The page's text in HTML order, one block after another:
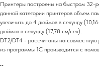
Принтеры построены на быстром 32-
данной категории принтеров объем
увеличить до 4 дюймов в секунду
дюймов в секунду (17,78 см/сек).
DT2/DT4 - рассчитаны на совместную
из программы 1С производится с